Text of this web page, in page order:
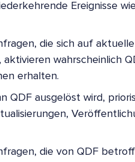
Ereignisse
die sich auf
wahrscheinlich
erhalten.
QDF ausgelöst wird,
die von QDF